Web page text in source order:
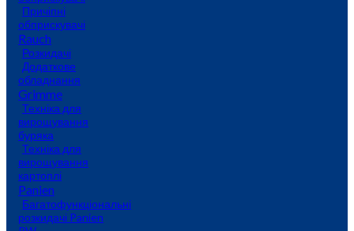
Причіпні
обприскувачі
Rauch
Розкидачі
Додаткове
обладнання
Grimme
Техніка для
вирощування
буряка
Техніка для
вирощування
картоплі
Panien
Багатофункціональні
розкидачі Panien